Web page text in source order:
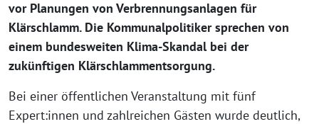
vor Planungen von Verbrennungsanlagen für
Klärschlamm. Die Kommunalpolitiker sprechen von
einem bundesweiten Klima-Skandal bei der
zukünftigen Klärschlammentsorgung.
Bei einer öffentlichen Veranstaltung mit fünf
Expert:innen und zahlreichen Gästen wurde deutlich,